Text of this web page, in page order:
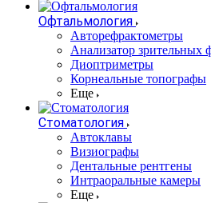
Офтальмология
Авторефрактометры
Анализатор зрительных
Диоптриметры
Корнеальные топографы
Еще
Стоматология
Автоклавы
Визиографы
Дентальные рентгены
Интраоральные камеры
Еще